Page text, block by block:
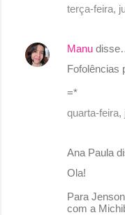
terça-feira,
Manu
Fofolências
=*
quarta-feira,
Ana Paula
Ola!
Para
com a